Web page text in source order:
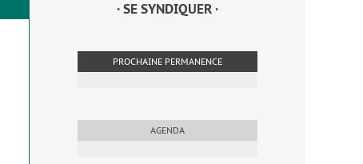
· SE SYNDIQUER ·
PROCHAINE PERMANENCE
AGENDA